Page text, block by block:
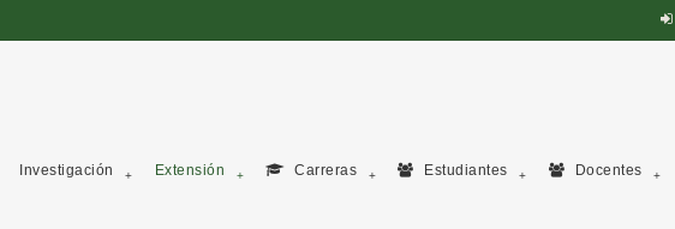
Investigación Extensión Carreras Estudiantes Docentes